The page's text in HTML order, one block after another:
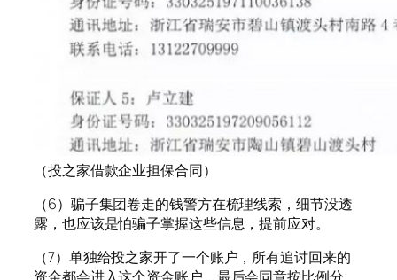
（投之家借款企业担保合同）
（6）骗子集团卷走的钱警方在梳理线索，细节没透
露，也应该是怕骗子掌握这些信息，提前应对。
（7）单独给投之家开了一个账户，所有追讨回来的